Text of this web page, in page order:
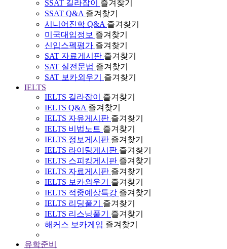
SSAT 길라잡이
즐겨찾기
SSAT Q&A 즐겨찾기
시니어진학 Q&A 즐겨찾기
미국대입정보 즐겨찾기
신입스펙평가 즐겨찾기
SAT 자료게시판 즐겨찾기
SAT 실전문법 즐겨찾기
SAT 보카외우기
즐겨찾기
IELTS
IELTS 길라잡이
즐겨찾기
IELTS Q&A 즐겨찾기
IELTS 자유게시판 즐겨찾기
IELTS 비법노트 즐겨찾기
IELTS 정보게시판 즐겨찾기
IELTS 라이팅게시판 즐겨찾기
IELTS 스피킹게시판 즐겨찾기
IELTS 자료게시판 즐겨찾기
IELTS 보카외우기
즐겨찾기
IELTS 적중예상특강 즐겨찾기
IELTS 리딩풀기
즐겨찾기
IELTS 리스닝풀기
즐겨찾기
해커스 보카게임 즐겨찾기
유학준비